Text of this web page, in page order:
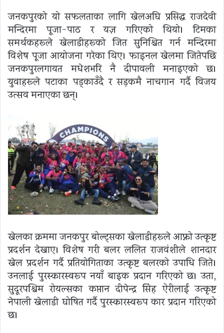
जनकपुरको यो सफलताका लागि खेलअघि प्रसिद्ध राजदेवी
मन्दिरमा पूजा-पाठ र यज्ञ गरिएको थियो। टिमका
समर्थकहरूले खेलाडीहरूको जित सुनिश्चित गर्न मन्दिरमा
विशेष पूजा आयोजना गरेका थिए। फाइनल खेलमा जितेपछि
जनकपुरलगायत मधेशभरि नै दीपावली मनाइएको छ।
युवाहरूले पटाका पड्काउँदै र सड़कमै नाचगान गर्दै विजय
उत्सव मनाएका छन्।
खेलका क्रममा जनकपुर बोल्ट्सका खेलाडीहरूले आफ्नो उत्कृष्ट
प्रदर्शन देखाए। विशेष गरी बलर ललित राजवंशीले शानदार
खेल प्रदर्शन गर्दै प्रतियोगिताका उत्कृष्ट बलरको उपाधि जिते।
उनलाई पुरस्कारस्वरूप नयाँ बाइक प्रदान गरिएको छ। उता,
सुदूरपश्चिम रोयल्सका कप्तान दीपेन्द्र सिंह ऐरीलाई उत्कृष्ट
नेपाली खेलाडी घोषित गर्दै पुरस्कारस्वरूप कार प्रदान गरिएको
छ।